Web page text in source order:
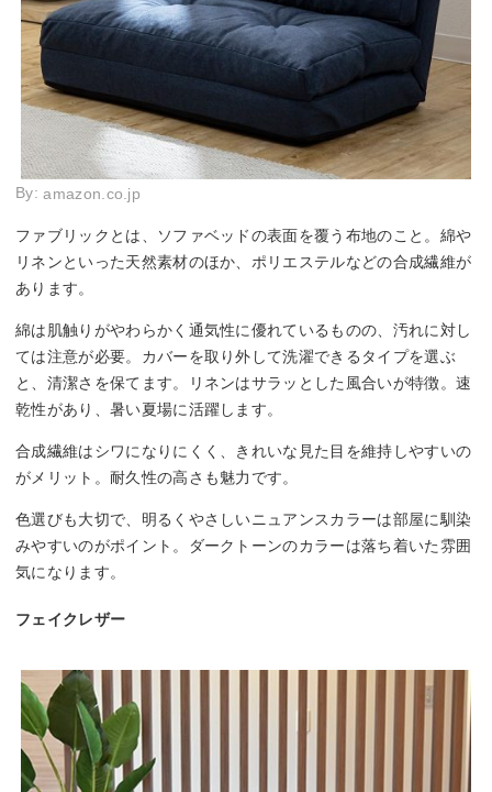
By:amazon.co.jp
ファブリックとは、ソファベッドの表面を覆う布地のこと。綿や
リネンといった天然素材のほか、ポリエステルなどの合成繊維が
あります。
綿は肌触りがやわらかく通気性に優れているものの、汚れに対し
ては注意が必要。カバーを取り外して洗濯できるタイプを選ぶ
と、清潔さを保てます。リネンはサラッとした風合いが特徴。速
乾性があり、暑い夏場に活躍します。
合成繊維はシワになりにくく、きれいな見た目を維持しやすいの
がメリット。耐久性の高さも魅力です。
色選びも大切で、明るくやさしいニュアンスカラーは部屋に馴染
みやすいのがポイント。ダークトーンのカラーは落ち着いた雰囲
気になります。
フェイクレザー